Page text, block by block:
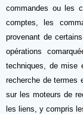
commandes ou les
comptes, les
provenant de
opérations
techniques, de mise
recherche de termes
sur les moteurs de
les liens, y compris